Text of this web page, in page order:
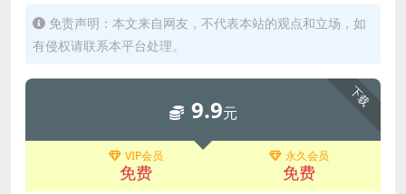
免责声明：本文来自网友，不代表本站的观点和立场，如
有侵权请联系本平台处理。
下载
9.9元
VIP会员
免费
永久会员
免费